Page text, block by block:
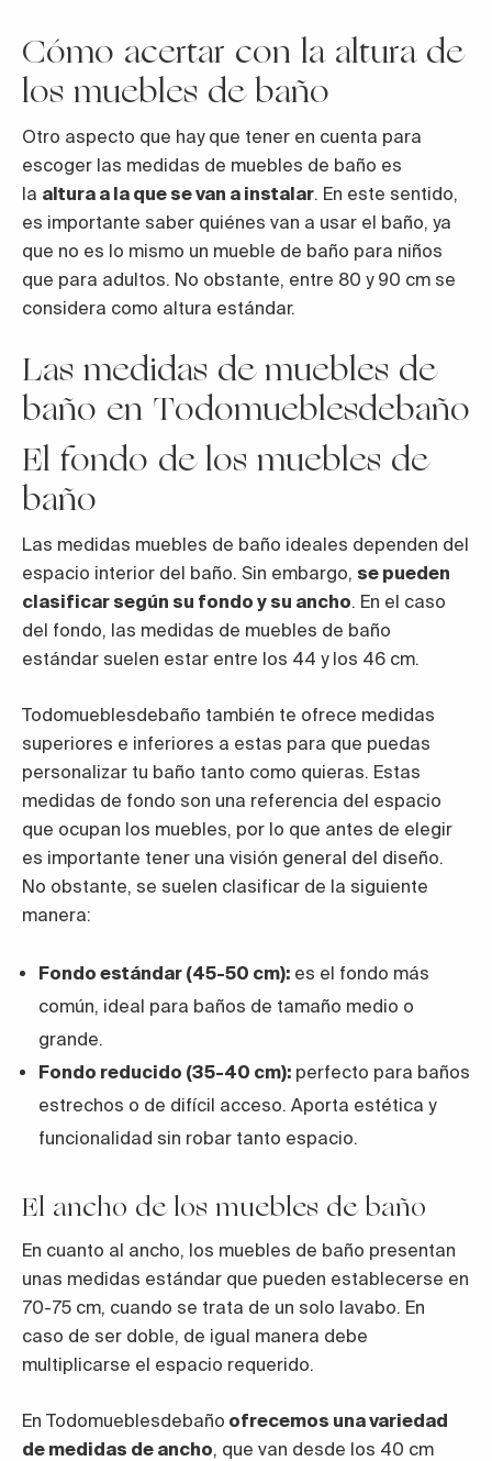
Cómo acertar con la altura de
los muebles de baño
Otro aspecto que hay que tener en cuenta para
escoger las medidas de muebles de baño es
la altura a la que se van a instalar. En este sentido,
es importante saber quiénes van a usar el baño, ya
que no es lo mismo un mueble de baño para niños
que para adultos. No obstante, entre 80 y 90 cm se
considera como altura estándar.
Las medidas de muebles de
baño en Todomueblesdebaño
El fondo de los muebles de
baño
Las medidas muebles de baño ideales dependen del
espacio interior del baño. Sin embargo, se pueden
clasificar según su fondo y su ancho. En el caso
del fondo, las medidas de muebles de baño
estándar suelen estar entre los 44 y los 46 cm.
Todomueblesdebaño también te ofrece medidas
superiores e inferiores a estas para que puedas
personalizar tu baño tanto como quieras. Estas
medidas de fondo son una referencia del espacio
que ocupan los muebles, por lo que antes de elegir
es importante tener una visión general del diseño.
No obstante, se suelen clasificar de la siguiente
manera:
Fondo estándar (45-50 cm): es el fondo más
común, ideal para baños de tamaño medio o
grande.
Fondo reducido (35-40 cm): perfecto para baños
estrechos o de difícil acceso. Aporta estética y
funcionalidad sin robar tanto espacio.
El ancho de los muebles de baño
En cuanto al ancho, los muebles de baño presentan
unas medidas estándar que pueden establecerse en
70-75 cm, cuando se trata de un solo lavabo. En
caso de ser doble, de igual manera debe
multiplicarse el espacio requerido.
En Todomueblesdebaño ofrecemos una variedad
de medidas de ancho, que van desde los 40 cm